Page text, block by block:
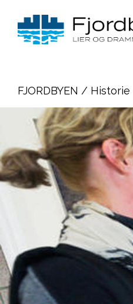
FJORDBYEN / Historie